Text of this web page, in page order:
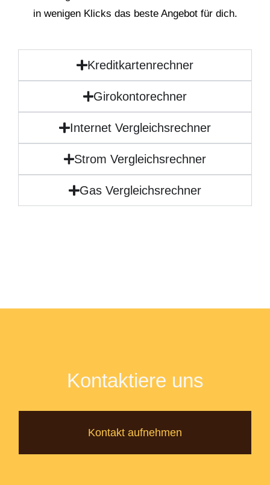
in wenigen Klicks das beste Angebot für dich.
Kreditkartenrechner
Girokontorechner
Internet Vergleichsrechner
Strom Vergleichsrechner
Gas Vergleichsrechner
Kontaktiere uns
Kontakt aufnehmen